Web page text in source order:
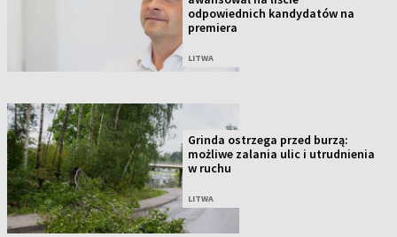
odpowiednich kandydatów na
premiera
LITWA
Grinda ostrzega przed burzą:
możliwe zalania ulic i utrudnienia
w ruchu
LITWA